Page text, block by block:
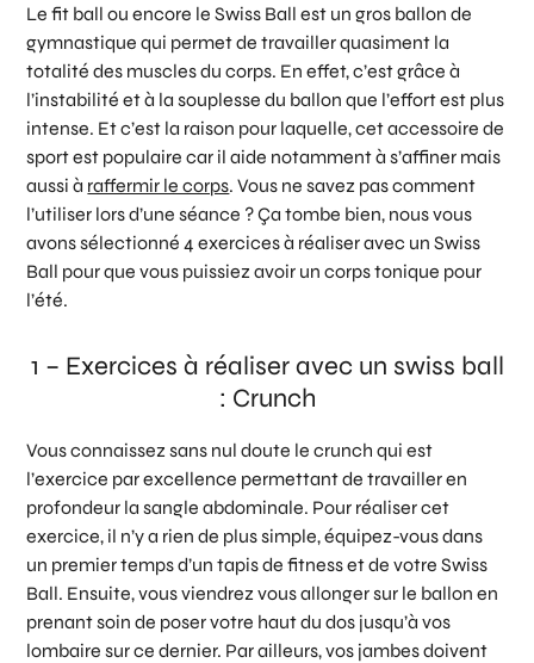
Le fit ball ou encore le Swiss Ball est un gros ballon de
gymnastique qui permet de travailler quasiment la
totalité des muscles du corps. En effet, c’est grâce à
l’instabilité et à la souplesse du ballon que l’effort est plus
intense. Et c’est la raison pour laquelle, cet accessoire de
sport est populaire car il aide notamment à s’affiner mais
aussi à raffermir le corps. Vous ne savez pas comment
l’utiliser lors d’une séance ? Ça tombe bien, nous vous
avons sélectionné 4 exercices à réaliser avec un Swiss
Ball pour que vous puissiez avoir un corps tonique pour
l’été.
1 – Exercices à réaliser avec un swiss ball
: Crunch
Vous connaissez sans nul doute le crunch qui est
l’exercice par excellence permettant de travailler en
profondeur la sangle abdominale. Pour réaliser cet
exercice, il n’y a rien de plus simple, équipez-vous dans
un premier temps d’un tapis de fitness et de votre Swiss
Ball. Ensuite, vous viendrez vous allonger sur le ballon en
prenant soin de poser votre haut du dos jusqu’à vos
lombaire sur ce dernier. Par ailleurs, vos jambes doivent